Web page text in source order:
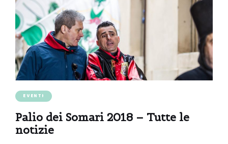
EVENTI
Palio dei Somari 2018 – Tutte le
notizie